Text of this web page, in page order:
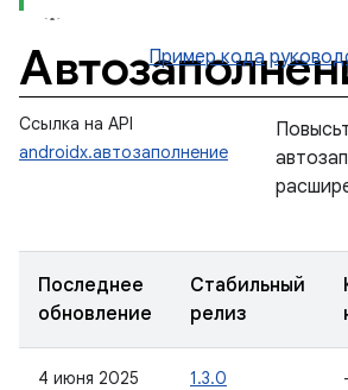
Пример кода
Ссылка на API
androidx.автозаполнение
Последнее
обновление
Стабильный
релиз
4 июня 2025
1.3.0 -